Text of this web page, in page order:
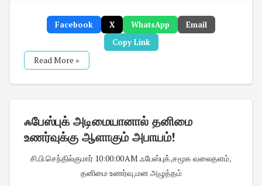
Facebook X WhatsApp
Email
Copy Link
Read More »
ஃபேஸ்புக் அடிமையானால் தனிமை
உணர்வுக்கு ஆளாகும் அபாயம்!
சி.பி.செந்தில்குமார் 10:00:00 AM ஃபேஸ்புக்,சமூக வலைதளம்,
தனிமை உணர்வு,மன அழுத்தம்